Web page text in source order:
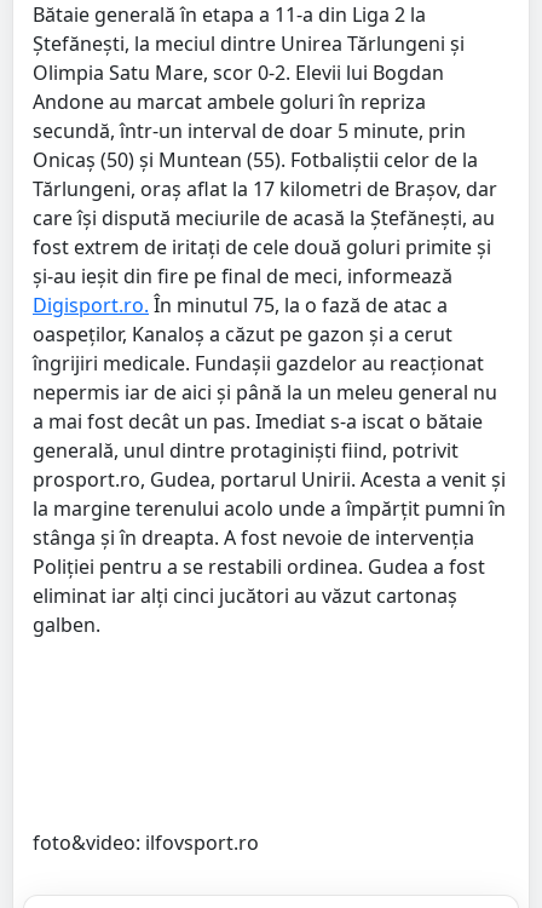
Bătaie generală în etapa a 11-a din Liga 2 la
Ștefănești, la meciul dintre Unirea Tărlungeni și
Olimpia Satu Mare, scor 0-2. Elevii lui Bogdan
Andone au marcat ambele goluri în repriza
secundă, într-un interval de doar 5 minute, prin
Onicaș (50) și Muntean (55). Fotbaliștii celor de la
Tărlungeni, oraș aflat la 17 kilometri de Brașov, dar
care își dispută meciurile de acasă la Ștefănești, au
fost extrem de iritați de cele două goluri primite și
și-au ieșit din fire pe final de meci, informează
Digisport.ro. În minutul 75, la o fază de atac a
oaspeților, Kanaloș a căzut pe gazon și a cerut
îngrijiri medicale. Fundașii gazdelor au reacționat
nepermis iar de aici și până la un meleu general nu
a mai fost decât un pas. Imediat s-a iscat o bătaie
generală, unul dintre protaginiști fiind, potrivit
prosport.ro, Gudea, portarul Unirii. Acesta a venit și
la margine terenului acolo unde a împărțit pumni în
stânga și în dreapta. A fost nevoie de intervenția
Poliției pentru a se restabili ordinea. Gudea a fost
eliminat iar alți cinci jucători au văzut cartonaș
galben.
foto&video: ilfovsport.ro